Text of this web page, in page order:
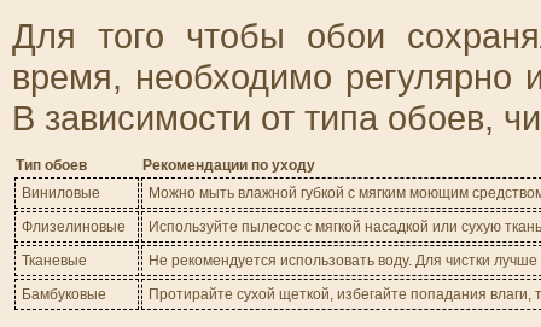
Для того чтобы обои
время, необходимо регулярно
В зависимости от типа обоев,
Тип обоев
Рекомендации по уходу
Виниловые
Можно мыть влажной губкой с мягким моющим
Флизелиновые
Используйте пылесос с мягкой насадкой или сухую
Тканевые
Не рекомендуется использовать воду. Для чистки
Бамбуковые
Протирайте сухой щеткой, избегайте попадания